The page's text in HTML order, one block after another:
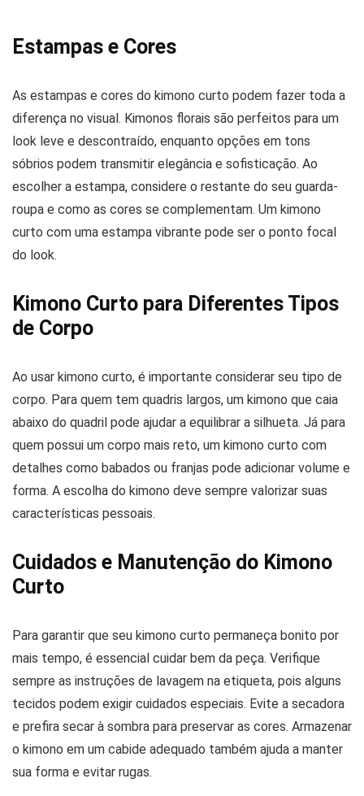
Estampas e Cores
As estampas e cores do kimono curto podem fazer toda a
diferença no visual. Kimonos florais são perfeitos para um
look leve e descontraído, enquanto opções em tons
sóbrios podem transmitir elegância e sofisticação. Ao
escolher a estampa, considere o restante do seu guarda-
roupa e como as cores se complementam. Um kimono
curto com uma estampa vibrante pode ser o ponto focal
do look.
Kimono Curto para Diferentes Tipos
de Corpo
Ao usar kimono curto, é importante considerar seu tipo de
corpo. Para quem tem quadris largos, um kimono que caia
abaixo do quadril pode ajudar a equilibrar a silhueta. Já para
quem possui um corpo mais reto, um kimono curto com
detalhes como babados ou franjas pode adicionar volume e
forma. A escolha do kimono deve sempre valorizar suas
características pessoais.
Cuidados e Manutenção do Kimono
Curto
Para garantir que seu kimono curto permaneça bonito por
mais tempo, é essencial cuidar bem da peça. Verifique
sempre as instruções de lavagem na etiqueta, pois alguns
tecidos podem exigir cuidados especiais. Evite a secadora
e prefira secar à sombra para preservar as cores. Armazenar
o kimono em um cabide adequado também ajuda a manter
sua forma e evitar rugas.